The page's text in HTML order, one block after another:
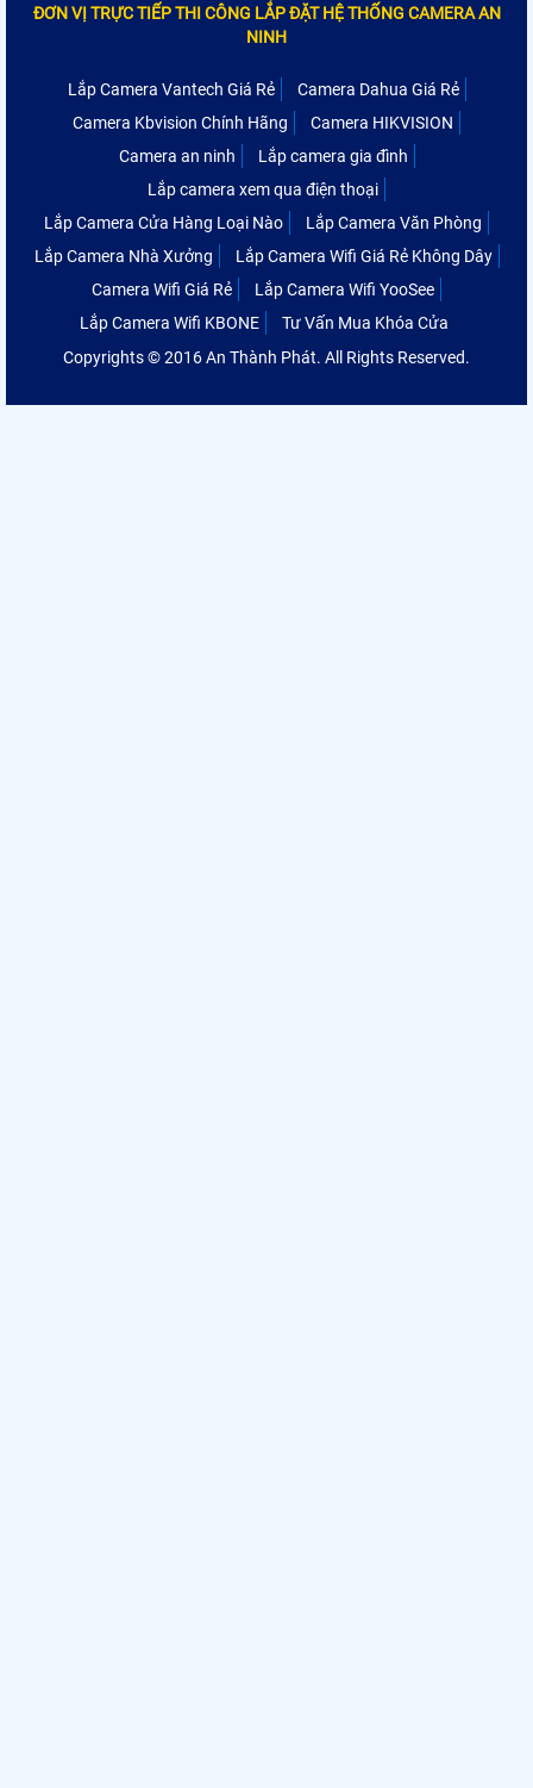
ĐƠN VỊ TRỰC TIẾP THI CÔNG LẮP ĐẶT HỆ THỐNG CAMERA AN
NINH
Lắp Camera Vantech Giá Rẻ
Camera Dahua Giá Rẻ
Camera Kbvision Chính Hãng
Camera HIKVISION
Camera an ninh
Lắp camera gia đình
Lắp camera xem qua điện thoại
Lắp Camera Cửa Hàng Loại Nào
Lắp Camera Văn Phòng
Lắp Camera Nhà Xưởng
Lắp Camera Wifi Giá Rẻ Không Dây
Camera Wifi Giá Rẻ
Lắp Camera Wifi YooSee
Lắp Camera Wifi KBONE
Tư Vấn Mua Khóa Cửa
Copyrights © 2016 An Thành Phát. All Rights Reserved.